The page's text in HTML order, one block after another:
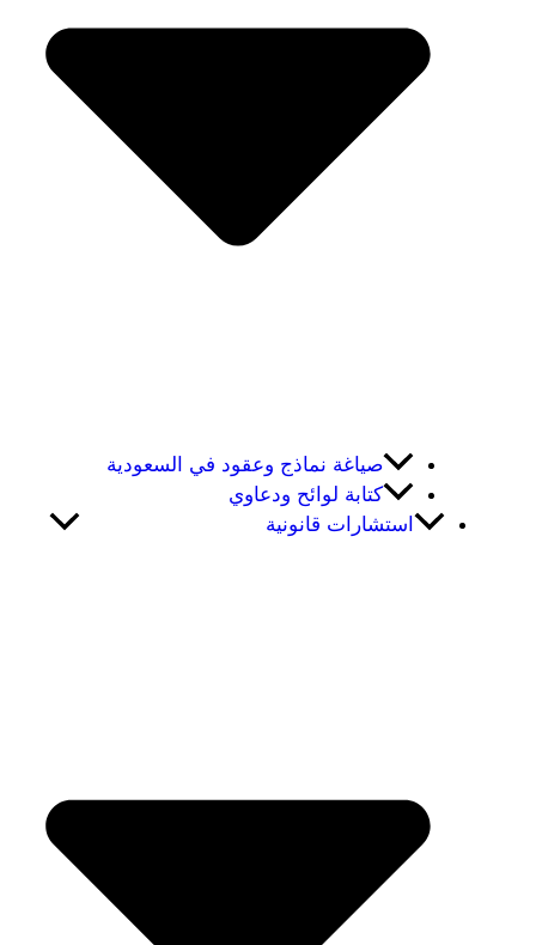
صياغة نماذج وعقود في السعودية
كتابة لوائح ودعاوي
استشارات قانونية